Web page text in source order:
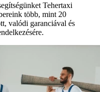
Tehertaxi
több, mint 20
valódi garanciával és